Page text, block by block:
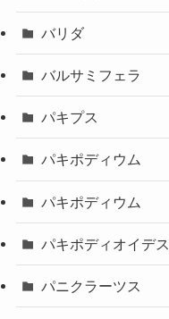
バリダ
バルサミフェラ
パキプス
パキポディウム
パキポディウム
パキポディオイデス
パニクラーツス